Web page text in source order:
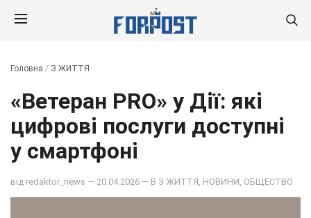
Головна / З ЖИТТЯ
«Ветеран PRO» у Дії: які
цифрові послуги доступні
у смартфоні
від redaktor_news — 20.04.2026 — В З ЖИТТЯ НОВИНИ ОБЩЕСТВО